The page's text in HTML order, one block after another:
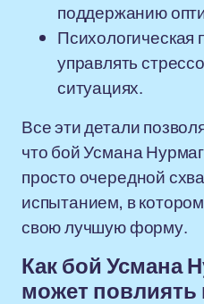
поддержанию
Психологическая
управлять
ситуациях.
Все эти детали
что бой Усмана
просто очередной
испытанием, в
свою лучшую форму.
Как бой Усмана
может повлиять